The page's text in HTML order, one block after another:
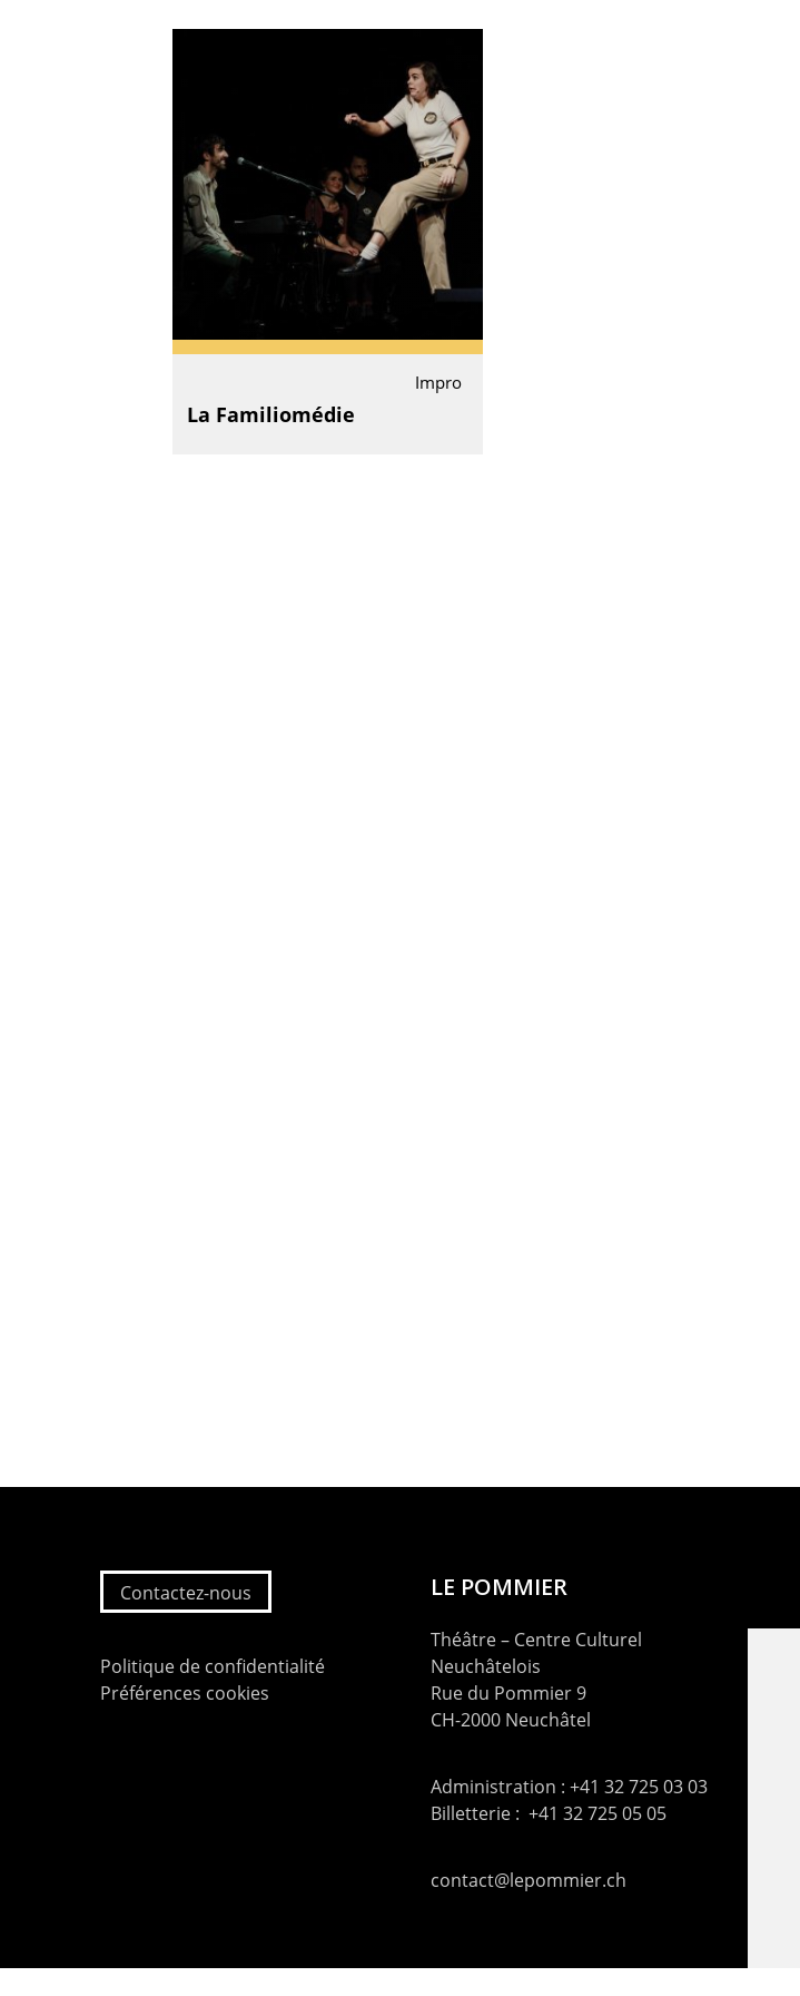
Impro
La Familiomédie
Contactez-nous
Politique de confidentialité
Préférences cookies
LE POMMIER
Théâtre – Centre Culturel
Neuchâtelois
Rue du Pommier 9
CH-2000 Neuchâtel
Administration : +41 32 725 03 03
Billetterie : +41 32 725 05 05
contact@lepommier.ch